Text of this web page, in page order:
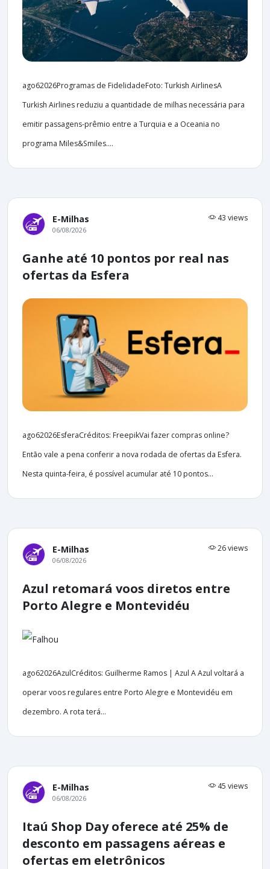
ago62026Programas de FidelidadeFoto: Turkish AirlinesA
Turkish Airlines reduziu a quantidade de milhas necessária para
emitir passagens-prêmio entre a Turquia e a Oceania no
programa Miles&Smiles....
E-Milhas 43 views
06/08/2026
Ganhe até 10 pontos por real nas
ofertas da Esfera
ago62026EsferaCréditos: FreepikVai fazer compras online?
Então vale a pena conferir a nova rodada de ofertas da Esfera.
Nesta quinta-feira, é possível acumular até 10 pontos...
E-Milhas 26 views
06/08/2026
Azul retomará voos diretos entre
Porto Alegre e Montevidéu
ago62026AzulCréditos: Guilherme Ramos | Azul A Azul voltará a
operar voos regulares entre Porto Alegre e Montevidéu em
dezembro. A rota terá...
E-Milhas 45 views
06/08/2026
Itaú Shop Day oferece até 25% de
desconto em passagens aéreas e
ofertas em eletrônicos